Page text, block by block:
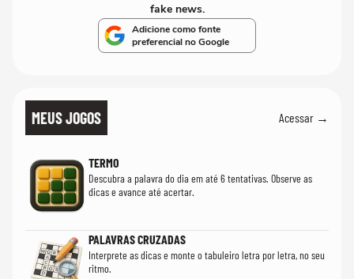
fake news.
Adicione como fonte
preferencial no Google
MEUS JOGOS Acessar →
TERMO
Descubra a palavra do dia em até 6 tentativas. Observe as
dicas e avance até acertar.
PALAVRAS CRUZADAS
Interprete as dicas e monte o tabuleiro letra por letra, no seu
ritmo.